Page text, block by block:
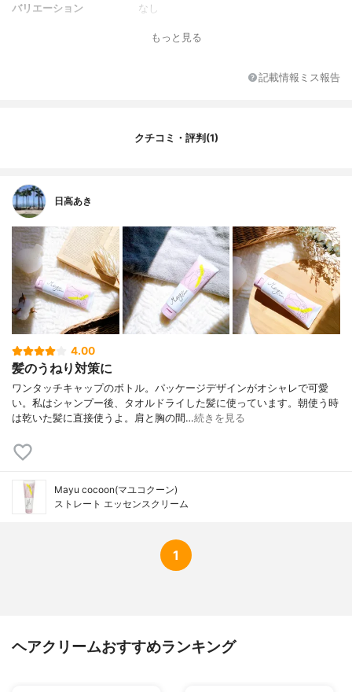
バリエーション
なし
もっと見る
記載情報ミス報告
クチコミ・評判(1)
日高あき
4.00
髪のうねり対策に
ワンタッチキャップのボトル。パッケージデザインがオシャレで可愛
い。私はシャンプー後、タオルドライした髪に使っています。朝使う時
は乾いた髪に直接使うよ。肩と胸の間…続きを見る
Mayu cocoon(マユコクーン)
ストレート エッセンスクリーム
1
ヘアクリームおすすめランキング